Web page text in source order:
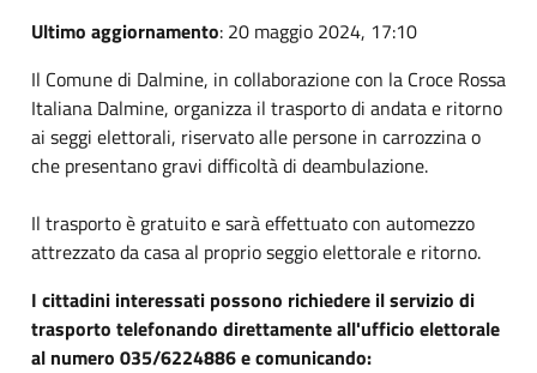
Ultimo aggiornamento: 20 maggio 2024, 17:10
Il Comune di Dalmine, in collaborazione con la Croce Rossa
Italiana Dalmine, organizza il trasporto di andata e ritorno
ai seggi elettorali, riservato alle persone in carrozzina o
che presentano gravi difficoltà di deambulazione.
Il trasporto è gratuito e sarà effettuato con automezzo
attrezzato da casa al proprio seggio elettorale e ritorno.
I cittadini interessati possono richiedere il servizio di
trasporto telefonando direttamente all'ufficio elettorale
al numero 035/6224886 e comunicando: